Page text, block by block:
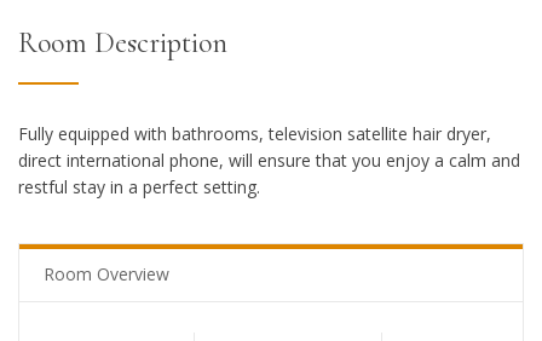
Room Description
Fully equipped with bathrooms, television satellite hair dryer,
direct international phone, will ensure that you enjoy a calm and
restful stay in a perfect setting.
Room Overview